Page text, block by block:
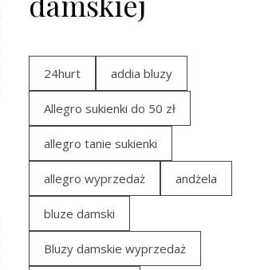
24hurt addia bluzy
Allegro sukienki do 50 zł
allegro tanie sukienki
allegro wyprzedaż andżela
bluze damski
Bluzy damskie wyprzedaż